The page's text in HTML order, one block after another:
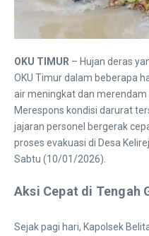
OKU TIMUR – Hujan deras
OKU Timur dalam beberapa
air meningkat dan
Merespons kondisi darurat
jajaran personel bergerak
proses evakuasi di Desa
Sabtu (10/01/2026).
Aksi Cepat di Tengah
​Sejak pagi hari, Kapolsek